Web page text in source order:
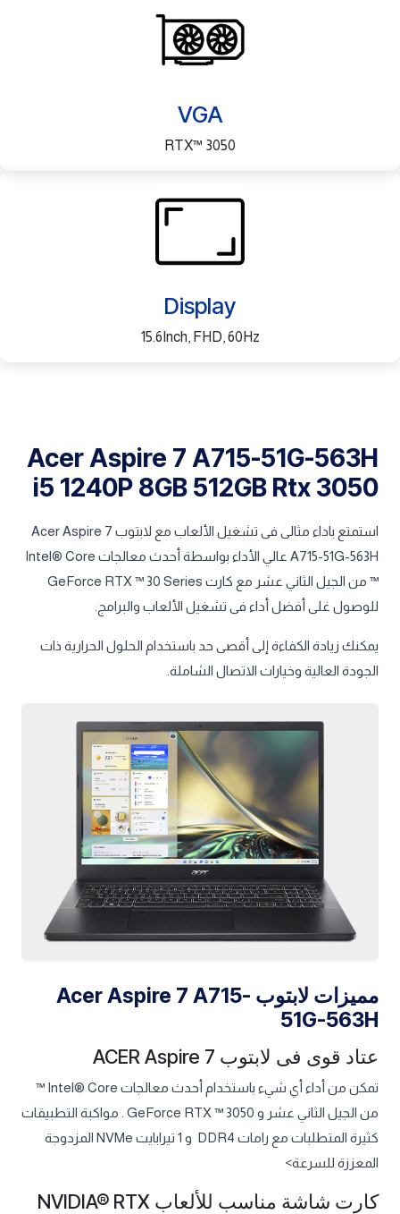
VGA
RTX™ 3050
Display
15.6Inch, FHD, 60Hz
Acer Aspire 7 A715-51G-563H
i5 1240P 8GB 512GB Rtx 3050
استمتع باداء مثالى فى تشغيل الألعاب مع لابتوب Acer Aspire 7
A715-51G-563H عالي الأداء بواسطة أحدث معالجات Intel® Core
™ من الجيل الثاني عشر مع كارت GeForce RTX ™ 30 Series
للوصول غلى أفضل أداء فى تشغيل الألعاب والبرامج.
يمكنك زيادة الكفاءة إلى أقصى حد باستخدام الحلول الحرارية ذات
الجودة العالية وخيارات الاتصال الشاملة.
مميزات لابتوب Acer Aspire 7 A715-
51G-563H
عتاد قوى فى لابتوب ACER Aspire 7
تمكن من أداء أي شيء باستخدام أحدث معالجات Intel® Core ™
من الجيل الثاني عشر و GeForce RTX ™ 3050 . مواكبة التطبيقات
كثيرة المتطلبات مع رامات DDR4 و 1 تيرابايت NVMe المزدوجة
المعززة للسرعة>
كارت شاشة مناسب للألعاب NVIDIA® RTX